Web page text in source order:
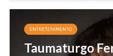
ENTRETENIMENTO
Taumaturgo